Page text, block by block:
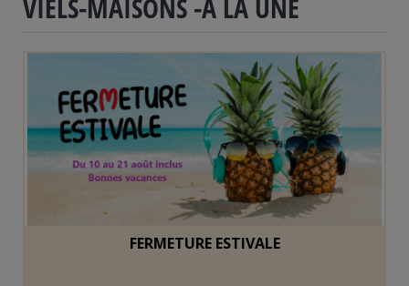
VIELS-MAISONS-A LA UNE
FERMETURE ESTIVALE